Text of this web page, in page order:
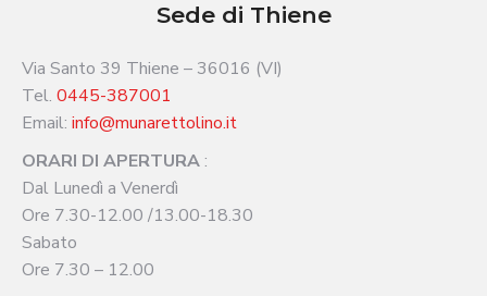
Sede di Thiene
Via Santo 39 Thiene – 36016 (VI)
Tel. 0445-387001
Email: info@munarettolino.it
ORARI DI APERTURA:
Dal Lunedì a Venerdì
Ore 7.30-12.00 /13.00-18.30
Sabato
Ore 7.30 – 12.00